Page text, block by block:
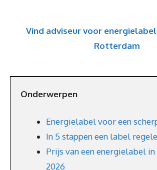
Vind adviseur voor
Rotterdam
Onderwerpen
Energielabel voor een
In 5 stappen een label
Prijs van een energielabel in
2026